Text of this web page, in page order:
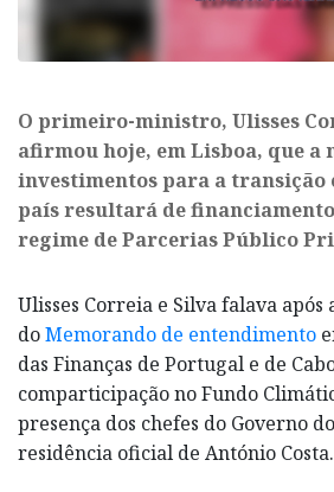
O primeiro-ministro, Ulisses
afirmou hoje, em Lisboa, que a
investimentos para a transição
país resultará de
regime de Parcerias Público
Ulisses Correia e Silva falava após
doMemorando de entendimento
das Finanças de Portugal e de
comparticipação no Fundo
presença dos chefes do Governo
residência oficial de António Costa.